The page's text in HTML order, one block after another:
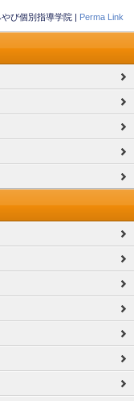
び個別指導学院 | Perma Link